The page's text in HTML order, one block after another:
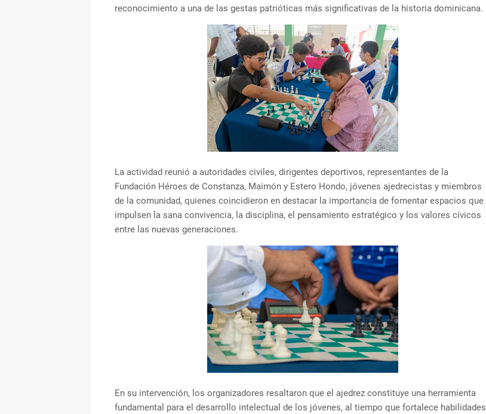
reconocimiento a una de las gestas patrióticas más significativas de la historia dominicana.
La actividad reunió a autoridades civiles, dirigentes deportivos, representantes de la
Fundación Héroes de Constanza, Maimón y Estero Hondo, jóvenes ajedrecistas y miembros
de la comunidad, quienes coincidieron en destacar la importancia de fomentar espacios que
impulsen la sana convivencia, la disciplina, el pensamiento estratégico y los valores cívicos
entre las nuevas generaciones.
En su intervención, los organizadores resaltaron que el ajedrez constituye una herramienta
fundamental para el desarrollo intelectual de los jóvenes, al tiempo que fortalece habilidades